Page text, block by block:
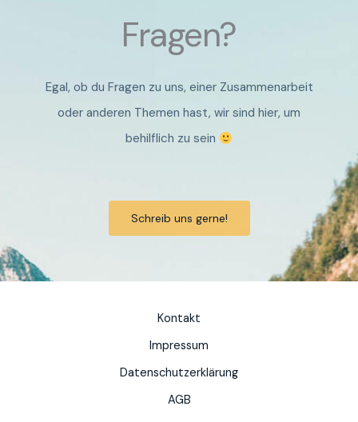
Fragen?
Egal, ob du Fragen zu uns, einer Zusammenarbeit
oder anderen Themen hast, wir sind hier, um
behilflich zu sein
Schreib uns gerne!
Kontakt
Impressum
Datenschutzerklärung
AGB